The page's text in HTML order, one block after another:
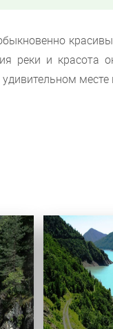
реки и красота